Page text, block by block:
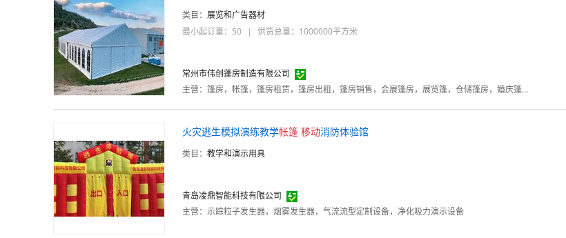
类目： 展览和广告器材
最小起订量：50
| 供货总量：1000000平方米
常州市伟创蓬房制造有限公司
主营：
篷房，帐篷，篷房租赁，篷房出租，篷房销售，会展篷房，展览篷，仓储篷房，婚庆篷房， 帐篷，体育篷房，尖顶篷房
火灾逃生模拟演练教学帐篷 移动消防体验馆
类目： 教学和演示用具
青岛凌鼎智能科技有限公司
主营： 示踪粒子发生器，烟雾发生器，气流流型定制设备，净化吸力演示设备